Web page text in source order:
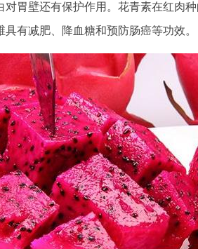
对胃壁还有保护作用。花青素在红肉
有减肥、降血糖和预防肠癌等功效。